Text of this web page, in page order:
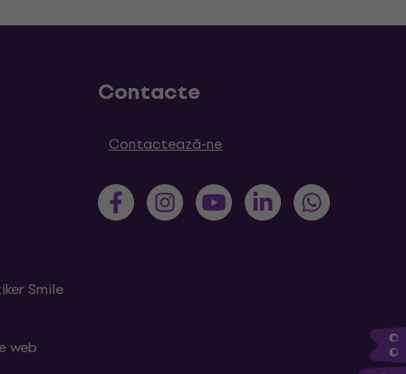
Smile
web
Contacte
Contactează-ne